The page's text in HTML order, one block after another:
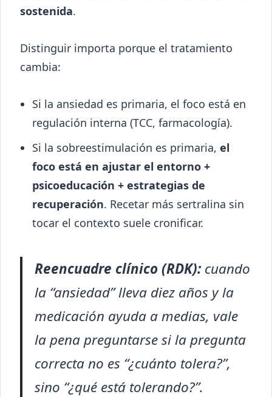
sostenida.
Distinguir importa porque el tratamiento
cambia:
Si la ansiedad es primaria, el foco está en
regulación interna (TCC, farmacología).
Si la sobreestimulación es primaria, el
foco está en ajustar el entorno +
psicoeducación + estrategias de
recuperación. Recetar más sertralina sin
tocar el contexto suele cronificar.
Reencuadre clínico (RDK):cuando
la “ansiedad” lleva diez años y la
medicación ayuda a medias, vale
la pena preguntarse si la pregunta
correcta no es “¿cuánto tolera?”,
sino “¿qué está tolerando?”.